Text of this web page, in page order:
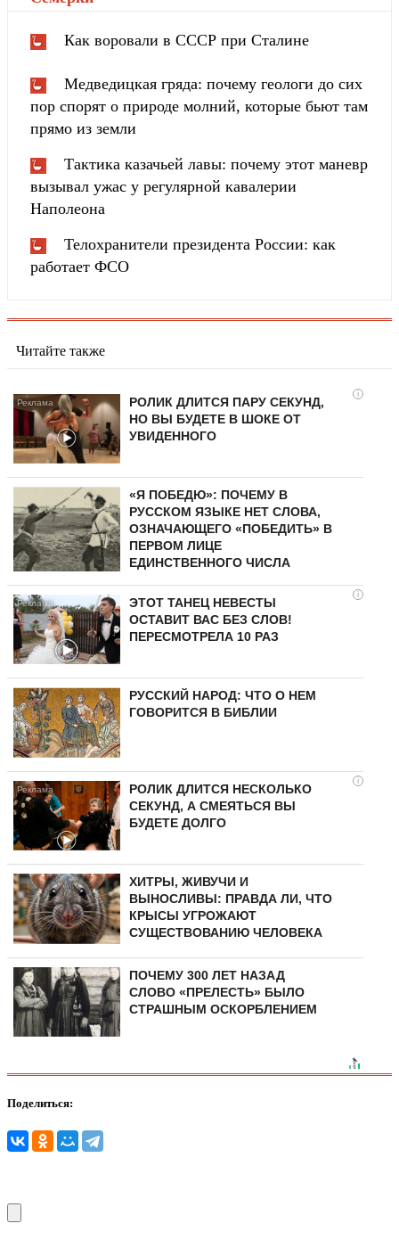
Как воровали в СССР при Сталине
Медведицкая гряда: почему геологи до сих
пор спорят о природе молний, которые бьют там
прямо из земли
Тактика казачьей лавы: почему этот маневр
вызывал ужас у регулярной кавалерии
Наполеона
Телохранители президента России: как
работает ФСО
Читайте также
i
РОЛИК ДЛИТСЯ ПАРУ СЕКУНД,
НО ВЫ БУДЕТЕ В ШОКЕ ОТ
УВИДЕННОГО
«Я ПОБЕДЮ»: ПОЧЕМУ В
РУССКОМ ЯЗЫКЕ НЕТ СЛОВА,
ОЗНАЧАЮЩЕГО «ПОБЕДИТЬ» В
ПЕРВОМ ЛИЦЕ
ЕДИНСТВЕННОГО ЧИСЛА
i
ЭТОТ ТАНЕЦ НЕВЕСТЫ
ОСТАВИТ ВАС БЕЗ СЛОВ!
ПЕРЕСМОТРЕЛА 10 РАЗ
РУССКИЙ НАРОД: ЧТО О НЕМ
ГОВОРИТСЯ В БИБЛИИ
i
РОЛИК ДЛИТСЯ НЕСКОЛЬКО
СЕКУНД, А СМЕЯТЬСЯ ВЫ
БУДЕТЕ ДОЛГО
ХИТРЫ, ЖИВУЧИ И
ВЫНОСЛИВЫ: ПРАВДА ЛИ, ЧТО
КРЫСЫ УГРОЖАЮТ
СУЩЕСТВОВАНИЮ ЧЕЛОВЕКА
ПОЧЕМУ 300 ЛЕТ НАЗАД
СЛОВО «ПРЕЛЕСТЬ» БЫЛО
СТРАШНЫМ ОСКОРБЛЕНИЕМ
Поделиться: